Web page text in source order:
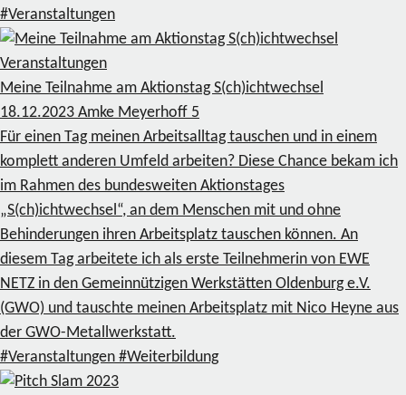
#Veranstaltungen
Veranstaltungen
Meine Teilnahme am Aktionstag S(ch)ichtwechsel
18.12.2023 Amke Meyerhoff 5
Für einen Tag meinen Arbeitsalltag tauschen und in einem
komplett anderen Umfeld arbeiten? Diese Chance bekam ich
im Rahmen des bundesweiten Aktionstages
„S(ch)ichtwechsel“, an dem Menschen mit und ohne
Behinderungen ihren Arbeitsplatz tauschen können. An
diesem Tag arbeitete ich als erste Teilnehmerin von EWE
NETZ in den Gemeinnützigen Werkstätten Oldenburg e.V.
(GWO) und tauschte meinen Arbeitsplatz mit Nico Heyne aus
der GWO-Metallwerkstatt.
#Veranstaltungen #Weiterbildung